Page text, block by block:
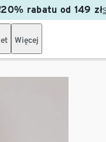
rabatu od 149 zł
Więcej